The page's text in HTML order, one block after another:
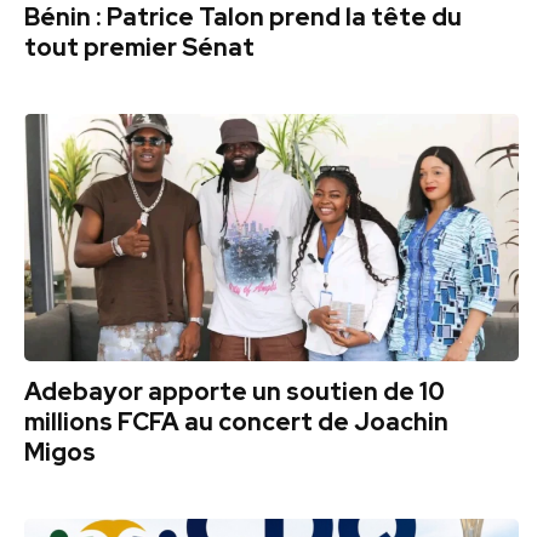
Bénin : Patrice Talon prend la tête du
tout premier Sénat
Adebayor apporte un soutien de 10
millions FCFA au concert de Joachin
Migos